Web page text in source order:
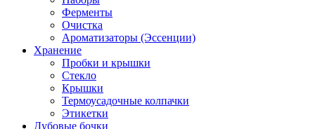
Ферменты
Очистка
Ароматизаторы (Эссенции)
Хранение
Пробки и крышки
Стекло
Крышки
Термоусадочные колпачки
Этикетки
Дубовые бочки